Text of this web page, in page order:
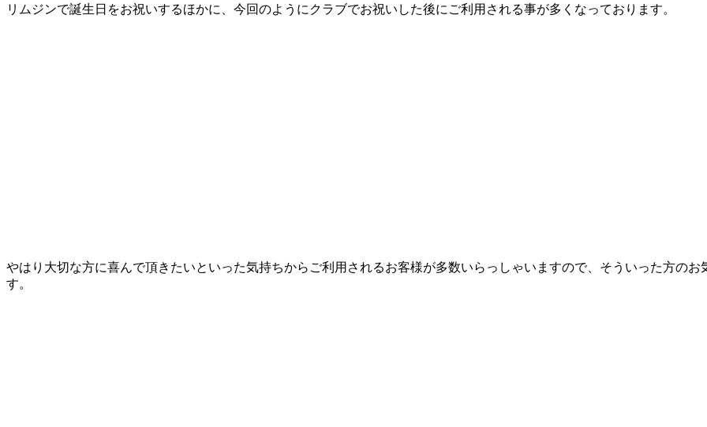
リムジンで誕生日をお祝いするほかに、今回のようにクラブでお祝いした後にご利用される事が多くなっております。
やはり大切な方に喜んで頂きたいといった気持ちからご利用されるお客様が多数いらっしゃいますので、そういった方の
す。